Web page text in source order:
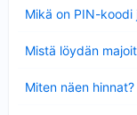
Mikä on PIN-koodi
Mistä löydän
Miten näen hinnat?